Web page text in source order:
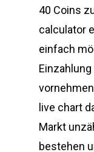
40 Coins
calculator
einfach
live chart
Markt
bestehen